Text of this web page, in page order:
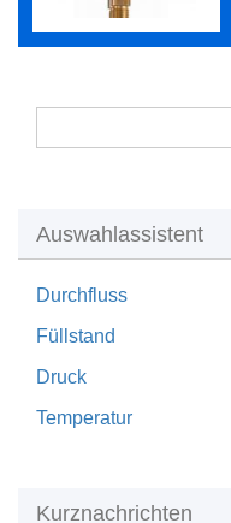
Auswahlassistent
Durchfluss
Füllstand
Druck
Temperatur
Kurznachrichten